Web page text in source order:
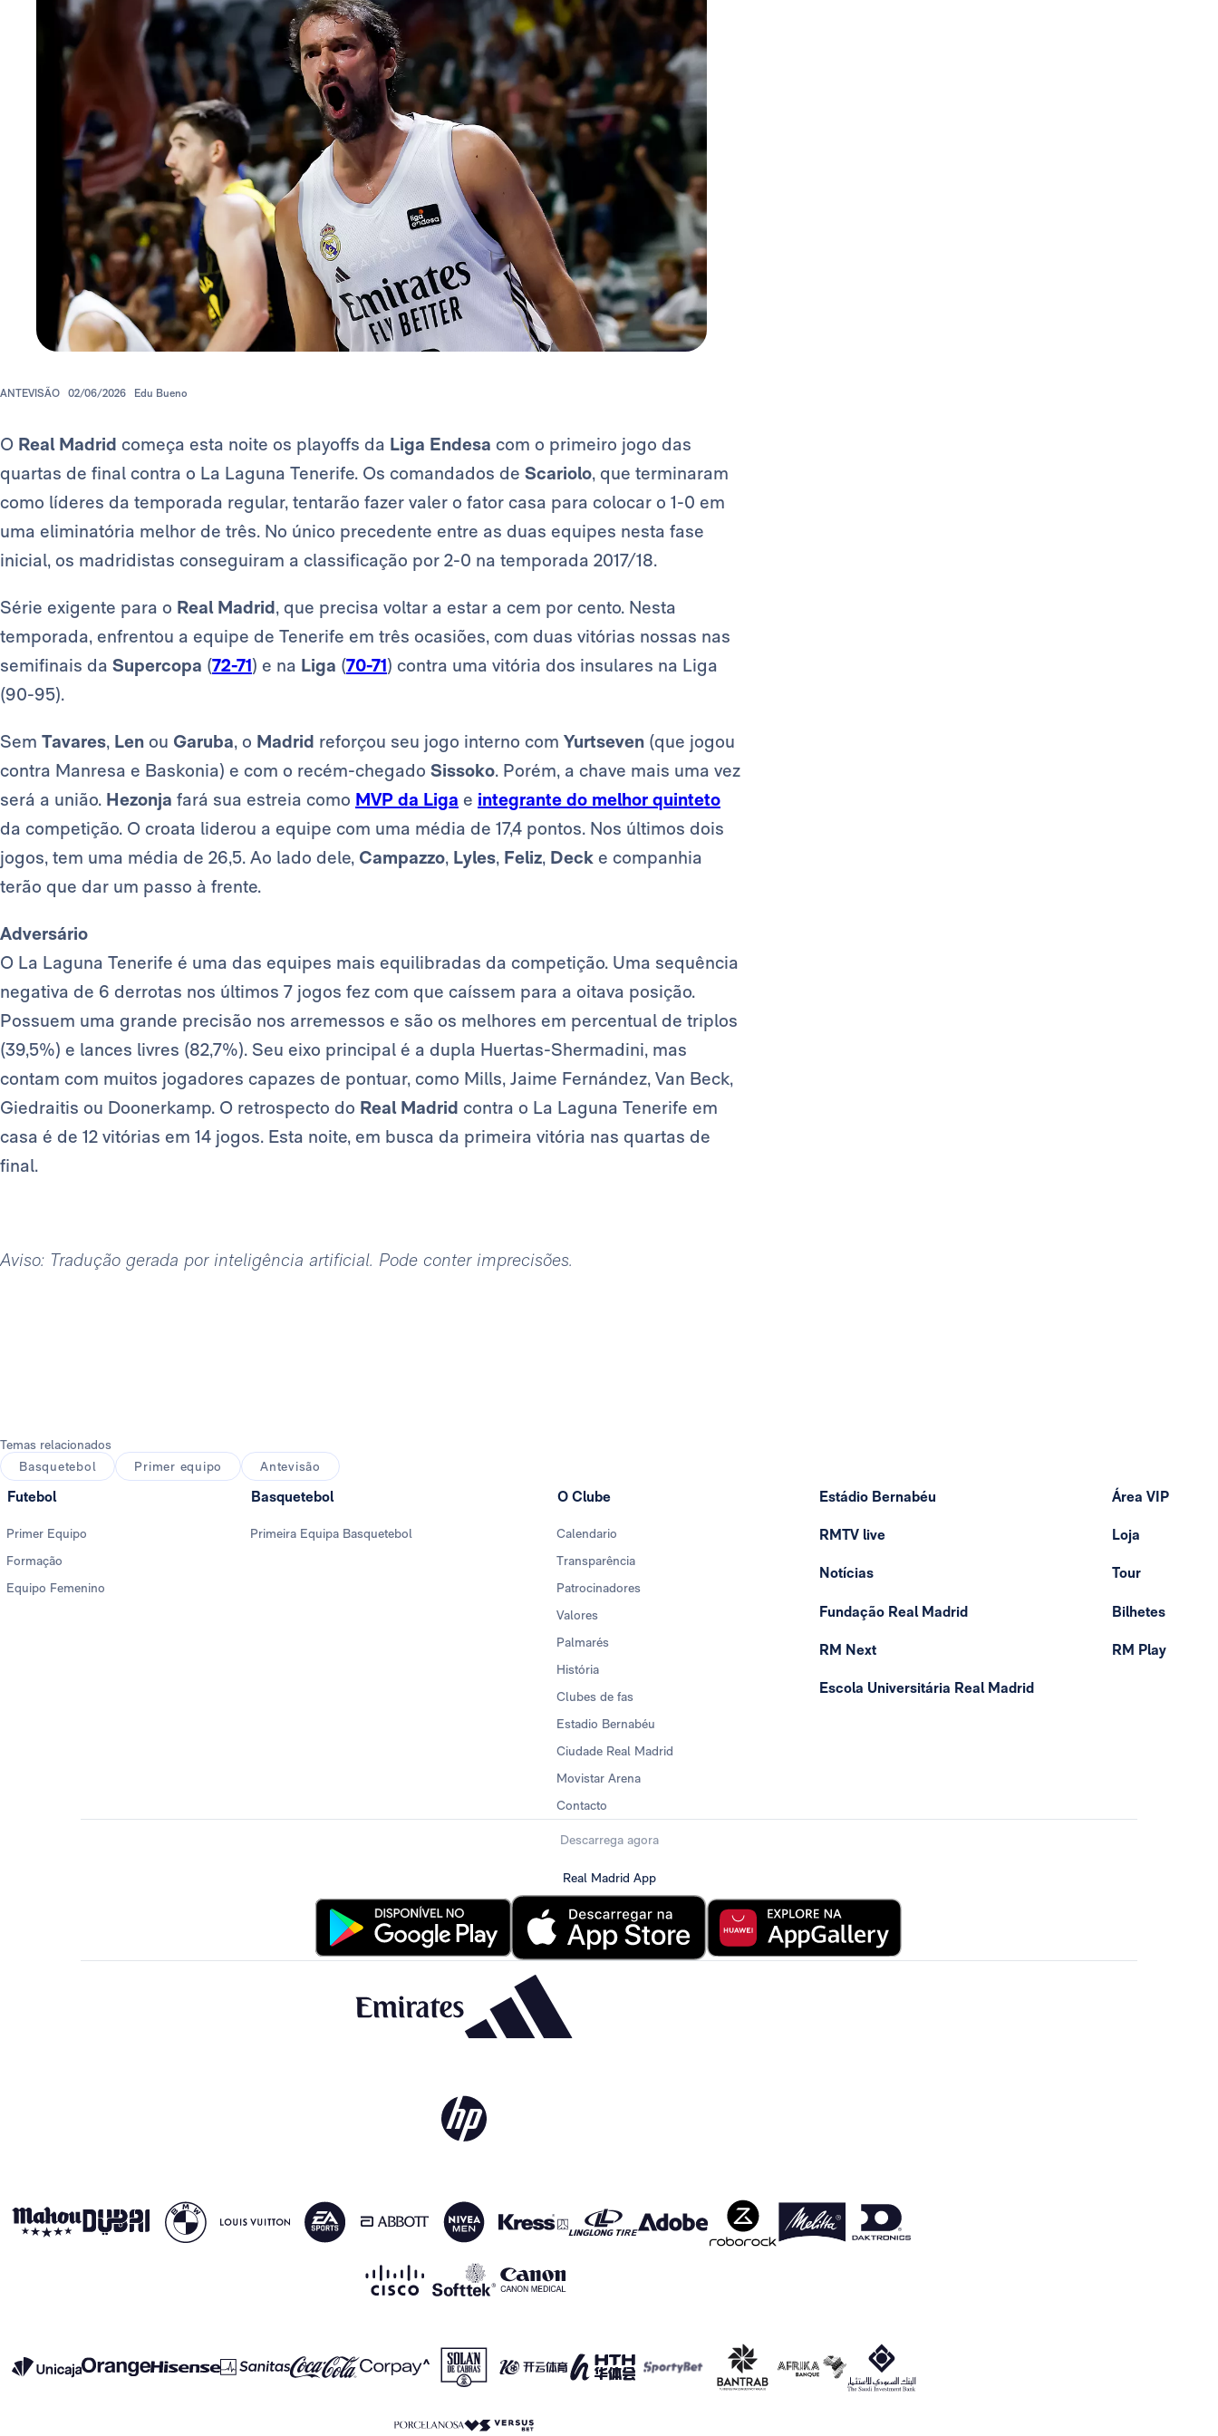
ANTEVISÃO 02/06/2026 Edu Bueno
O Real Madrid começa esta noite os playoffs da Liga Endesa com o primeiro jogo das
quartas de final contra o La Laguna Tenerife. Os comandados de Scariolo, que terminaram
como líderes da temporada regular, tentarão fazer valer o fator casa para colocar o 1-0 em
uma eliminatória melhor de três. No único precedente entre as duas equipes nesta fase
inicial, os madridistas conseguiram a classificação por 2-0 na temporada 2017/18.
Série exigente para o Real Madrid, que precisa voltar a estar a cem por cento. Nesta
temporada, enfrentou a equipe de Tenerife em três ocasiões, com duas vitórias nossas nas
semifinais da Supercopa (72-71) e na Liga (70-71) contra uma vitória dos insulares na Liga
(90-95).
Sem Tavares, Len ou Garuba, o Madrid reforçou seu jogo interno com Yurtseven (que jogou
contra Manresa e Baskonia) e com o recém-chegado Sissoko. Porém, a chave mais uma vez
será a união. Hezonja fará sua estreia como MVP da Liga e integrante do melhor quinteto
da competição. O croata liderou a equipe com uma média de 17,4 pontos. Nos últimos dois
jogos, tem uma média de 26,5. Ao lado dele, Campazzo, Lyles, Feliz, Deck e companhia
terão que dar um passo à frente.
Adversário
O La Laguna Tenerife é uma das equipes mais equilibradas da competição. Uma sequência
negativa de 6 derrotas nos últimos 7 jogos fez com que caíssem para a oitava posição.
Possuem uma grande precisão nos arremessos e são os melhores em percentual de triplos
(39,5%) e lances livres (82,7%). Seu eixo principal é a dupla Huertas-Shermadini, mas
contam com muitos jogadores capazes de pontuar, como Mills, Jaime Fernández, Van Beck,
Giedraitis ou Doonerkamp. O retrospecto do Real Madrid contra o La Laguna Tenerife em
casa é de 12 vitórias em 14 jogos. Esta noite, em busca da primeira vitória nas quartas de
final.
Aviso: Tradução gerada por inteligência artificial. Pode conter imprecisões.
Temas relacionados
Basquetebol
Primer equipo Antevisão
Futebol
Primer Equipo
Formação
Equipo Femenino
Basquetebol
Primeira Equipa Basquetebol
O Clube
Calendario
Transparência
Patrocinadores
Valores
Palmarés
História
Clubes de fas
Estadio Bernabéu
Ciudade Real Madrid
Movistar Arena
Contacto
Estádio Bernabéu
RMTV live
Notícias
Fundação Real Madrid
RM Next
Escola Universitária Real Madrid
Área VIP
Loja
Tour
Bilhetes
RM Play
Descarrega agora
Real Madrid App